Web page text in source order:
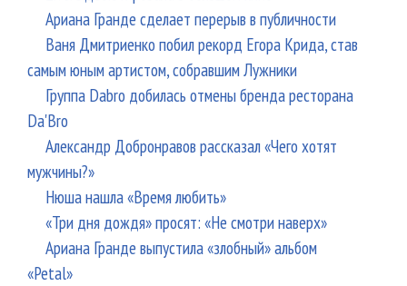
Ариана Гранде сделает перерыв в публичности
Ваня Дмитриенко побил рекорд Егора Крида, став
самым юным артистом, собравшим Лужники
Группа Dabro добилась отмены бренда ресторана
Da'Bro
Александр Добронравов рассказал «Чего хотят
мужчины?»
Нюша нашла «Время любить»
«Три дня дождя» просят: «Не смотри наверх»
Ариана Гранде выпустила «злобный» альбом
«Petal»